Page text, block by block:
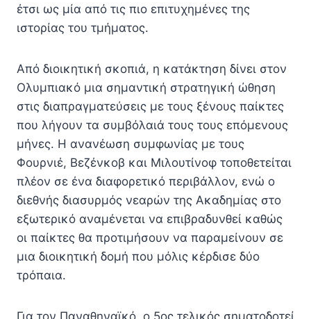
έτσι ως μία από τις πιο επιτυχημένες της
ιστορίας του τμήματος.
Από διοικητική σκοπιά, η κατάκτηση δίνει στον
Ολυμπιακό μια σημαντική στρατηγική ώθηση
στις διαπραγματεύσεις με τους ξένους παίκτες
που λήγουν τα συμβόλαιά τους τους επόμενους
μήνες. Η ανανέωση συμφωνίας με τους
Φουρνιέ, Βεζένκοβ και Μιλουτίνοφ τοποθετείται
πλέον σε ένα διαφορετικό περιβάλλον, ενώ ο
διεθνής διασυρμός νεαρών της Ακαδημίας στο
εξωτερικό αναμένεται να επιβραδυνθεί καθώς
οι παίκτες θα προτιμήσουν να παραμείνουν σε
μια διοικητική δομή που μόλις κέρδισε δύο
τρόπαια.
Για τον Παναθηναϊκό, ο 5ος τελικός σηματοδοτεί